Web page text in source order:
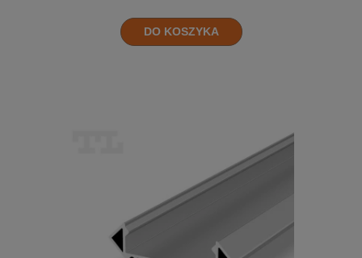
DO KOSZYKA